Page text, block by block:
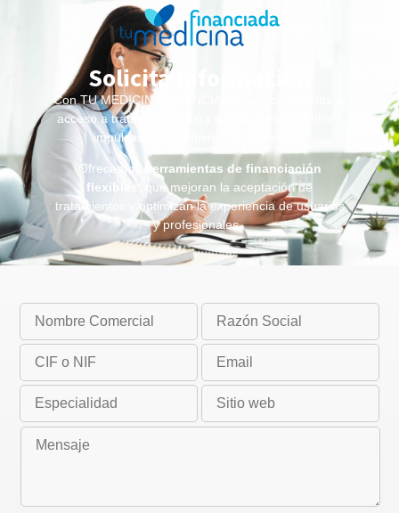
Solicita información
Con TU MEDICINA FINANCIADA, no solo facilitas el
acceso a tratamientos para tus pacientes, también
impulsas el crecimiento de
Ofrecemosherramientas de financiación
flexibles
, que mejoran la aceptación de
tratamientos y optimizan la experiencia de usuarios
y profesionales.